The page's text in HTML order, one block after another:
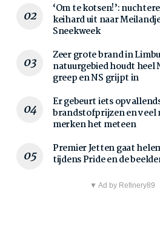
‘Om te kotsen!’:
keihard uit naar
Sneekweek
Zeer grote brand in
natuurgebied houdt heel
greep en NS grijpt in
Er gebeurt iets
brandstofprijzen en veel
merken het meteen
Premier Jetten gaat
tijdens Pride en de
▼ Ad by Refinery89